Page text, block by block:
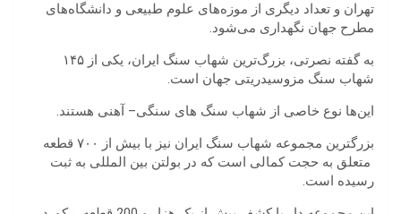
تهران و تعداد دیگری از موزه‌های علوم طبیعی و دانشگاه‌های
مطرح جهان نگهداری می‌شود.
به گفته نصرتی، بزرگ‌ترین شهاب سنگ ایران، یکی از ۱۴۵
شهاب سنگ مزوسیدریتی جهان است.
این‌ها نوع خاصی از شهاب سنگ های سنگی– آهنی هستند.
بزرگترین مجموعه شهاب سنگ ایران نیز با بیش از ۷۰۰ قطعه
متعلق به حجت کمالی است که در بولتن بین المللی به ثبت
رسیده است.